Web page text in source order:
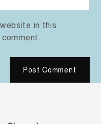
in this